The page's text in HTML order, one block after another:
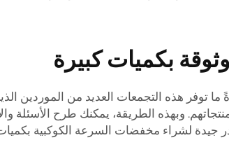
بكميات كبيرة
ما توفر هذه التجمعات العديد من
وبهذه الطريقة، يمكنك طرح الأسئلة
جيدة لشراء مخفضات السرعة الكوكبية